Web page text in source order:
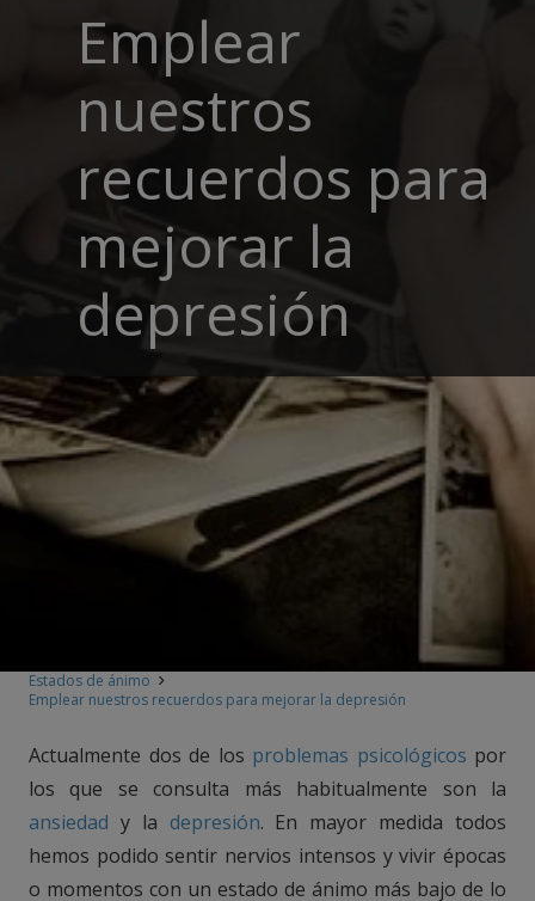
Emplear
nuestros
recuerdos para
mejorar la
depresión
Estados de ánimo
Emplear nuestros recuerdos para mejorar la depresión
Actualmente dos de los problemas psicológicos por
los que se consulta más habitualmente son la
ansiedad y la depresión. En mayor medida todos
hemos podido sentir nervios intensos y vivir épocas
o momentos con un estado de ánimo más bajo de lo